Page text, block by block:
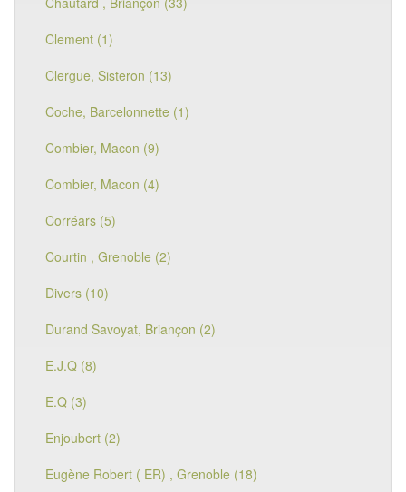
Clement (1)
Clergue, Sisteron (13)
Coche, Barcelonnette (1)
Combier, Macon (9)
Combier, Macon (4)
Corréars (5)
Courtin , Grenoble (2)
Divers (10)
Durand Savoyat, Briançon (2)
E.J.Q (8)
E.Q (3)
Enjoubert (2)
Eugène Robert ( ER) , Grenoble (18)